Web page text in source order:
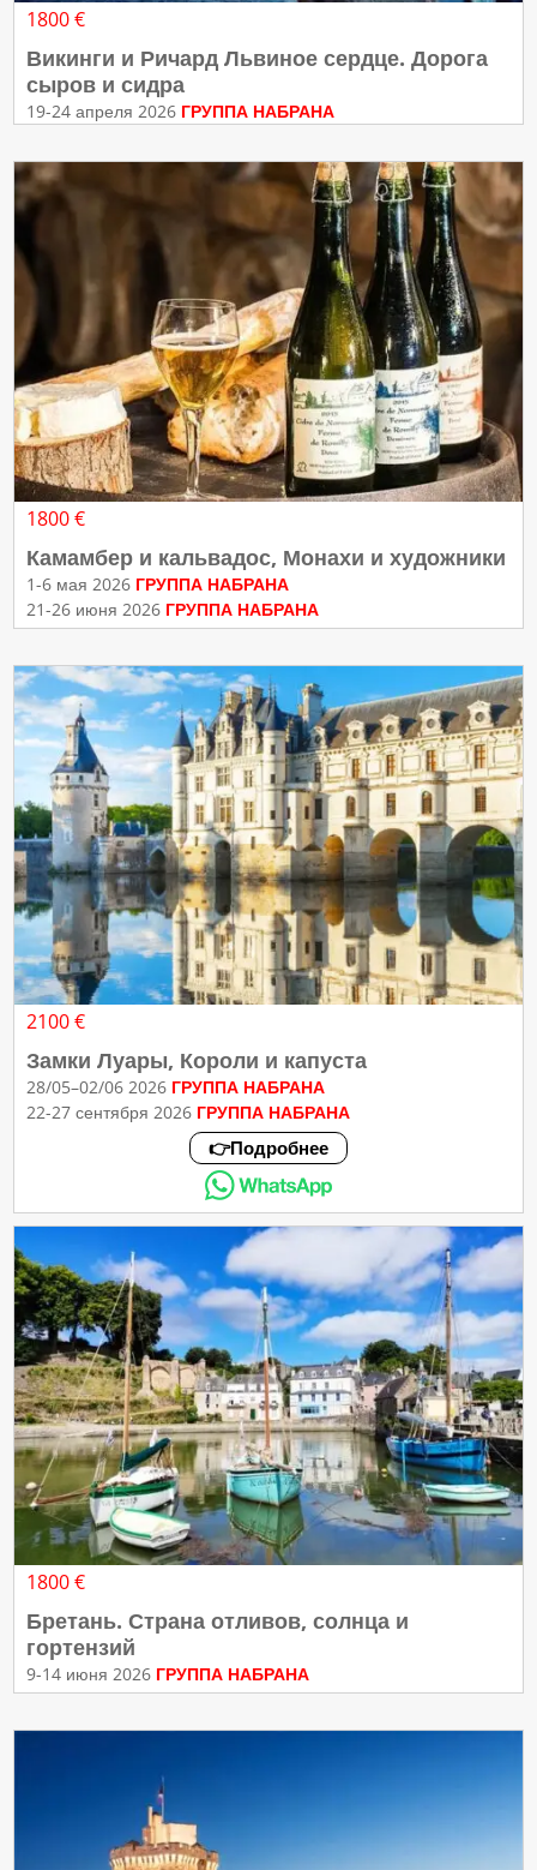
1800 €
Викинги и Ричард Львиное сердце. Дорога
сыров и сидра
19-24 апреля 2026 ГРУППА НАБРАНА
1800 €
Камамбер и кальвадос, Монахи и художники
1-6 мая 2026 ГРУППА НАБРАНА
21-26 июня 2026 ГРУППА НАБРАНА
2100 €
Замки Луары, Короли и капуста
28/05–02/06 2026 ГРУППА НАБРАНА
22-27 сентября 2026 ГРУППА НАБРАНА
👉Подробнее
1800 €
Бретань. Страна отливов, солнца и
гортензий
9-14 июня 2026 ГРУППА НАБРАНА